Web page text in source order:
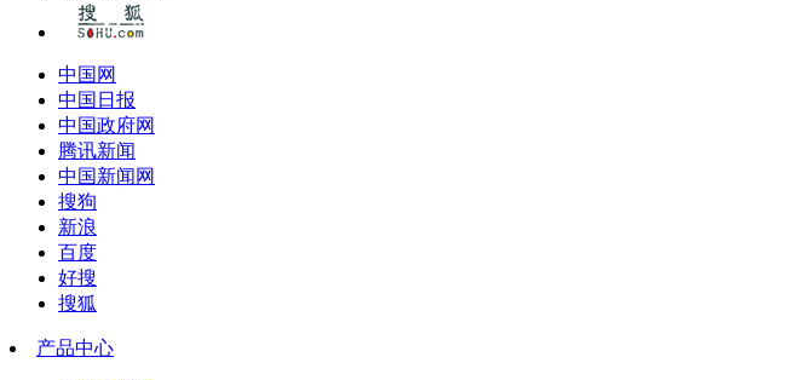
中国网
中国日报
中国政府网
腾讯新闻
中国新闻网
搜狗
新浪
百度
好搜
搜狐
产品中心